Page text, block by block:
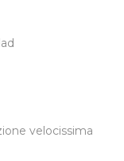
velocissima